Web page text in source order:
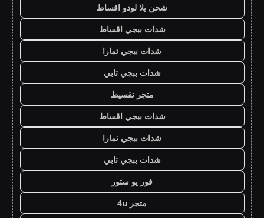
شحن يلا لودو اقساط
شدات ببجي اقساط
شدات ببجي تمارا
شدات ببجي تابي
متجر تقسيط
شدات ببجي اقساط
شدات ببجي تمارا
شدات ببجي تابي
فور يو ستور
متجر 4u